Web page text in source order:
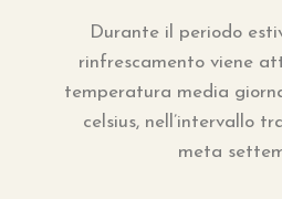
Durante il periodo
rinfrescamento viene
temperatura media
celsius, nell’intervallo
meta